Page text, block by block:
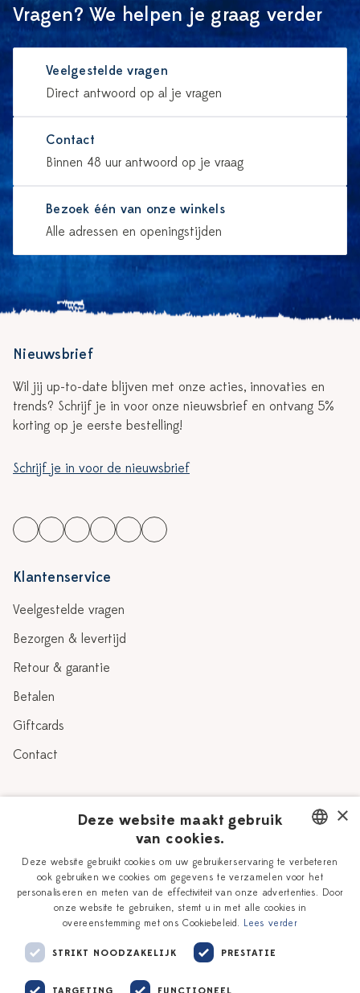
Vragen? We helpen je graag verder
Veelgestelde vragen
Direct antwoord op al je vragen
Contact
Binnen 48 uur antwoord op je vraag
Bezoek één van onze winkels
Alle adressen en openingstijden
Nieuwsbrief
Wil jij up-to-date blijven met onze acties, innovaties en
trends? Schrijf je in voor onze nieuwsbrief en ontvang 5%
korting op je eerste bestelling!
Schrijf je in voor de nieuwsbrief
Klantenservice
Veelgestelde vragen
Bezorgen & levertijd
Retour & garantie
Betalen
Giftcards
Contact
Verhaal
Onze plateelschilders
Delfts Blauw
Workshops
Vacatures
Zakelijk
DUTCH
ENGLISH
×
Deze website maakt gebruik
van cookies.
Deze website gebruikt cookies om uw gebruikerservaring te verbeteren
ook gebruiken we cookies om gegevens te verzamelen voor het
personaliseren en meten van de effectiviteit van onze advertenties. Door
onze website te gebruiken, stemt u in met alle cookies in
overeenstemming met ons Cookiebeleid. Lees verder
STRIKT NOODZAKELIJK PRESTATIE
TARGETING FUNCTIONEEL